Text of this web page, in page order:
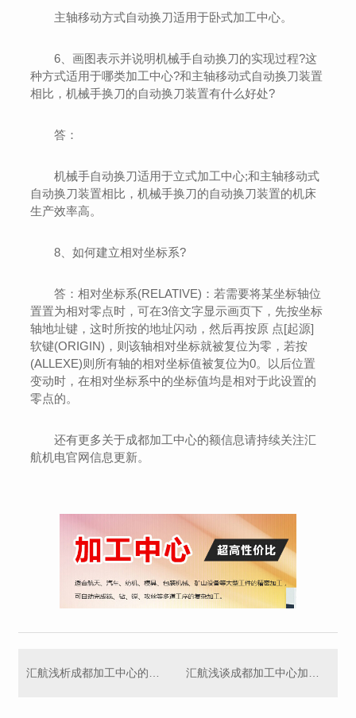
主轴移动方式自动换刀适用于卧式加工中心。
6、画图表示并说明机械手自动换刀的实现过程?这
种方式适用于哪类加工中心?和主轴移动式自动换刀装置
相比，机械手换刀的自动换刀装置有什么好处?
答：
机械手自动换刀适用于立式加工中心;和主轴移动式
自动换刀装置相比，机械手换刀的自动换刀装置的机床
生产效率高。
8、如何建立相对坐标系?
答：相对坐标系(RELATIVE)：若需要将某坐标轴位
置置为相对零点时，可在3倍文字显示画页下，先按坐标
轴地址键，这时所按的地址闪动，然后再按原 点[起源]
软键(ORIGIN)，则该轴相对坐标就被复位为零，若按
(ALLEXE)则所有轴的相对坐标值被复位为0。以后位置
变动时，在相对坐标系中的坐标值均是相对于此设置的
零点的。
还有更多关于成都加工中心的额信息请持续关注汇
航机电官网信息更新。
汇航浅析成都加工中心的加工适用范围 汇航浅谈成都加工中心加工工艺特点